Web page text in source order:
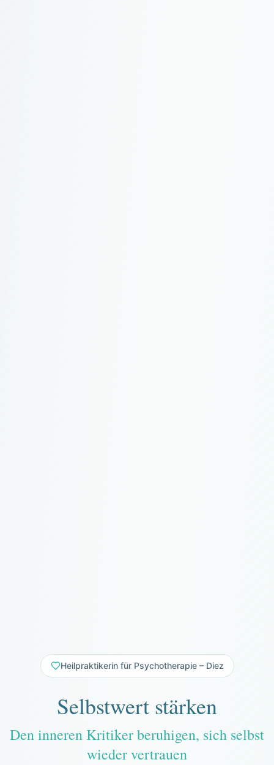
Heilpraktikerin für Psychotherapie – Diez
Selbstwert stärken
Den inneren Kritiker beruhigen, sich selbst
wieder vertrauen